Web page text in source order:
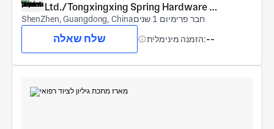
Ltd./Tongxingxing Spring Hardware
(Shenzhen) Co., Ltd
ShenZhen, Guangdong, China חבר פרימיום 1 שנים
שלח שאלה הזמנה מינימלית:--